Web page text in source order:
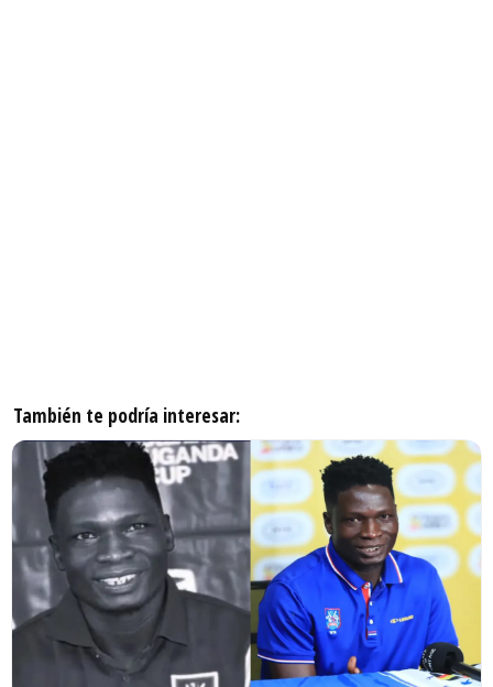
También te podría interesar: